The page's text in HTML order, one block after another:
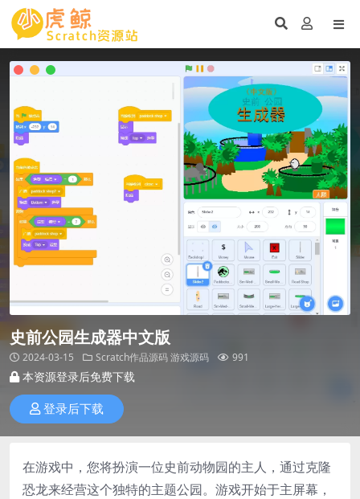
史前公园生成器中文版
2024-03-15 Scratch作品源码游戏源码 991
本资源登录后免费下载
登录后下载
在游戏中，您将扮演一位史前动物园的主人，通过克隆
恐龙来经营这个独特的主题公园。游戏开始于主屏幕，